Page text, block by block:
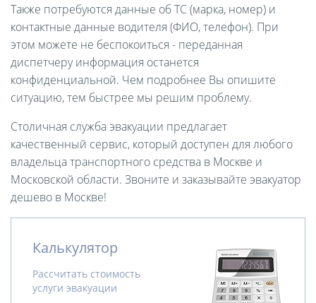
Также потребуются данные об ТС (марка, номер) и
контактные данные водителя (ФИО, телефон). При
этом можете не беспокоиться - переданная
диспетчеру информация останется
конфиденциальной. Чем подробнее Вы опишите
ситуацию, тем быстрее мы решим проблему.
Столичная служба эвакуации предлагает
качественный сервис, который доступен для любого
владельца транспортного средства в Москве и
Московской области. Звоните и заказывайте эвакуатор
дешево в Москве!
Калькулятор
Рассчитать стоимость
услуги эвакуации